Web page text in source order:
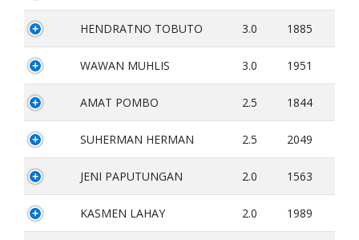
HENDRATNO TOBUTO 3.0 1885
WAWAN MUHLIS 3.0 1951
AMAT POMBO 2.5 1844
SUHERMAN HERMAN 2.5 2049
JENI PAPUTUNGAN 2.0 1563
KASMEN LAHAY 2.0 1989